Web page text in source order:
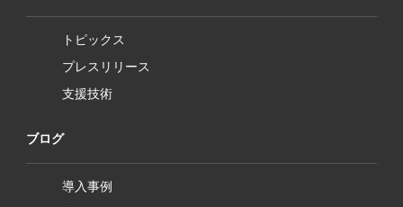
トピックス
プレスリリース
支援技術
ブログ
導入事例